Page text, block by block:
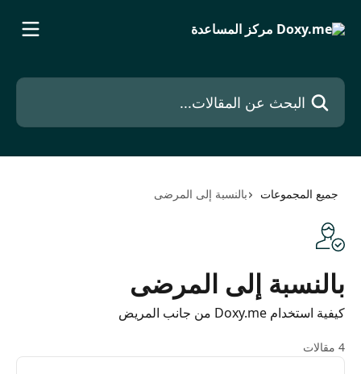
البحث عن المقالات...
جميع المجموعات بالنسبة إلى المرضى
بالنسبة إلى المرضى
كيفية استخدام Doxy.me من جانب المريض
4 مقالات